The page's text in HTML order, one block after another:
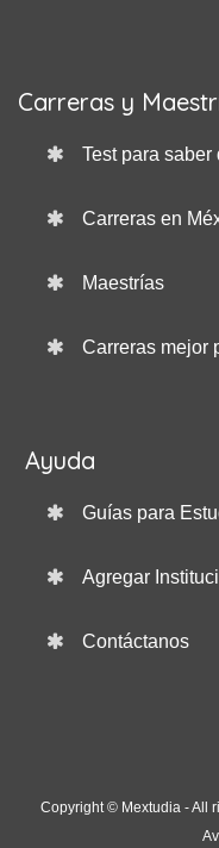
Carreras y
Test para saber
Carreras en
Maestrías
Carreras mejor
Ayuda
Guías para
Agregar
Contáctanos
Copyright © Mextudia - All